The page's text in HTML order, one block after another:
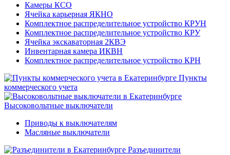
Камеры КСО
Ячейка карьерная ЯКНО
Комплектное распределительное устройство КРУН
Комплектное распределительное устройство КРУ
Ячейка экскаваторная 2КВЭ
Инвентарная камера ИКВН
Комплектное распределительное устройство КРН
Пункты
коммерческого учета
Высоковольтные выключатели
Приводы к выключателям
Масляные выключатели
Разъединители